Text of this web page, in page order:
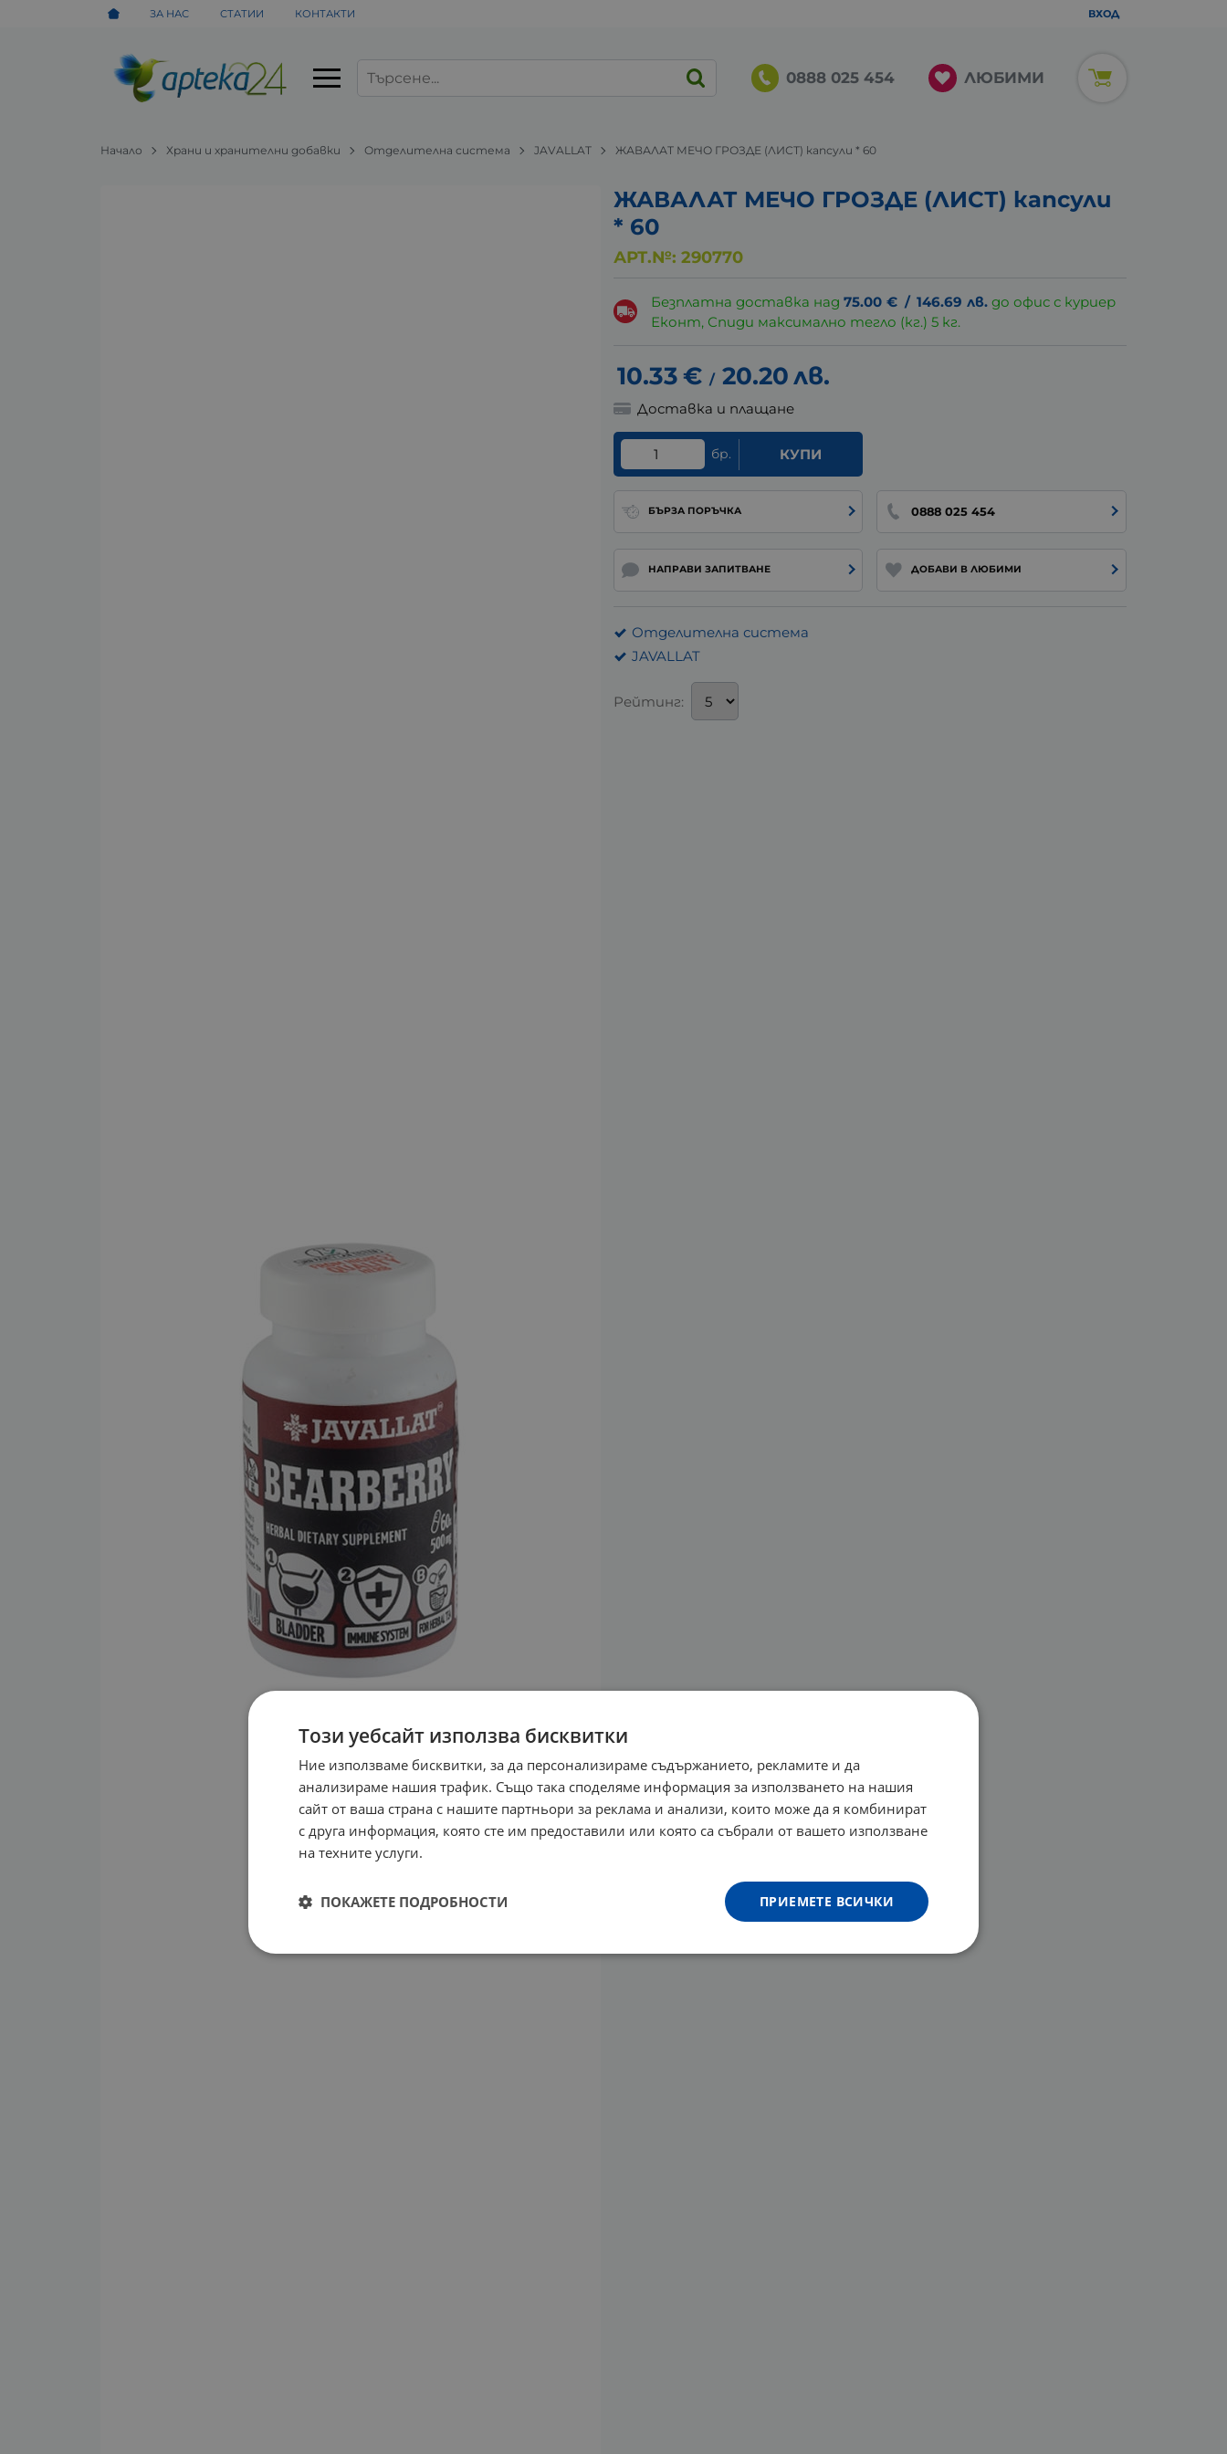
ЗА НАС СТАТИИ КОНТАКТИ ВХОД
0888 025 454 ЛЮБИМИ
Начало Храни и хранителни добавки Отделителна система JAVALLAT ЖАВАЛАТ МЕЧО ГРОЗДЕ (ЛИСТ) капсули * 60
ЖАВАЛАТ МЕЧО ГРОЗДЕ (ЛИСТ) капсули
* 60
АРТ.№: 290770
Безплатна доставка над75.00 € / 146.69 лв. до офис с куриер
Еконт, Спиди максимално тегло (кг.) 5 кг.
10.33€ / 20.20лв.
Доставка и плащане
бр. КУПИ
БЪРЗА ПОРЪЧКА 0888 025 454
НАПРАВИ ЗАПИТВАНЕ ДОБАВИ В ЛЮБИМИ
Отделителна система
JAVALLAT
Рейтинг:
Този уебсайт използва бисквитки
Ние използваме бисквитки, за да персонализираме съдържанието, рекламите и да
анализираме нашия трафик. Също така споделяме информация за използването на нашия
сайт от ваша страна с нашите партньори за реклама и анализи, които може да я комбинират
с друга информация, която сте им предоставили или която са събрали от вашето използване
на техните услуги.
ПРИЕМЕТЕ ВСИЧКИ
ПОКАЖЕТЕ ПОДРОБНОСТИ